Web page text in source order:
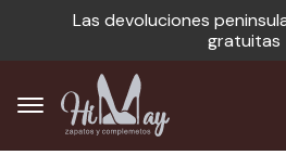
Las devoluciones
gratuitas